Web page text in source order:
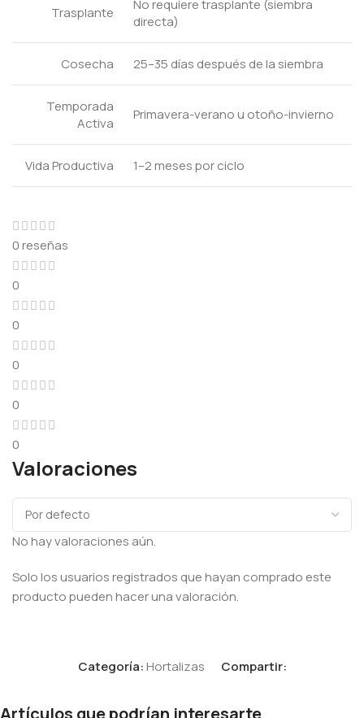
Trasplante
No requiere trasplante (siembra
directa)
Cosecha 25–35 días después de la siembra
Temporada
Activa
Primavera-verano u otoño-invierno
Vida Productiva 1–2 meses por ciclo
0 reseñas
0
0
0
0
0
Valoraciones
No hay valoraciones aún.
Solo los usuarios registrados que hayan comprado este
producto pueden hacer una valoración.
Categoría:Hortalizas Compartir:
Artículos que podrían interesarte